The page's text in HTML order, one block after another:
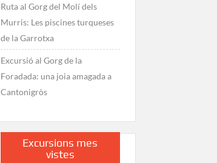
Ruta al Gorg del Molí dels
Murris: Les piscines turqueses
de la Garrotxa
Excursió al Gorg de la
Foradada: una joia amagada a
Cantonigròs
Excursions mes
vistes